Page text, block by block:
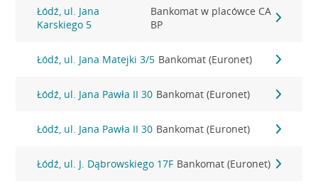
Łódź, ul. Jana
Karskiego 5
Bankomat w placówce CA
BP
Łódź, ul. Jana Matejki 3/5 Bankomat (Euronet)
Łódź, ul. Jana Pawła II 30 Bankomat (Euronet)
Łódź, ul. Jana Pawła II 30 Bankomat (Euronet)
Łódź, ul. J. Dąbrowskiego 17F Bankomat (Euronet)